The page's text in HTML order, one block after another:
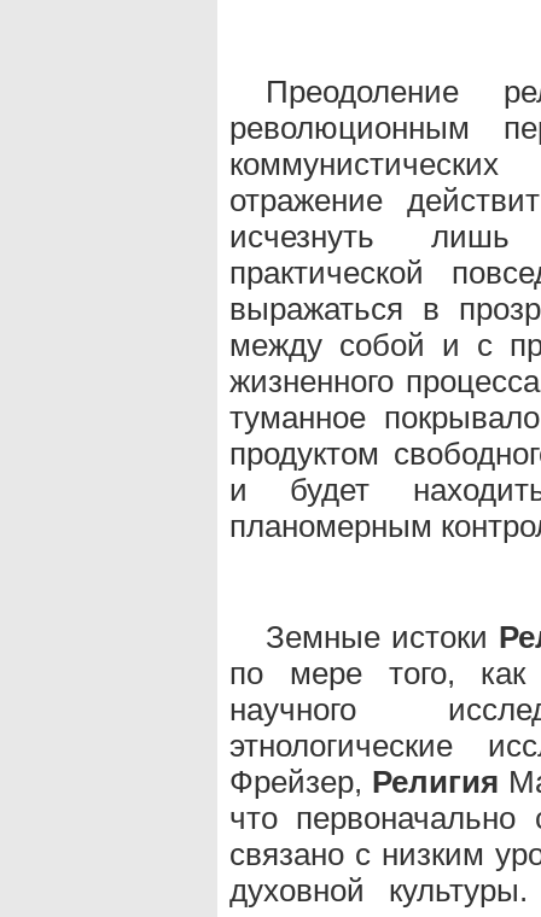
Преодоление
революционным
отражение
исчезнуть
практической
выражаться в
между собой и с
жизненного
туманное
продуктом
и будет
планомерным
Земные истоки
по мере того, как
научного
этнологические
Фрейзер, Религия
что
связано с низким
духовной